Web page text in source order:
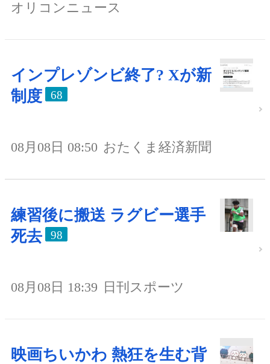
オリコンニュース
インプレゾンビ終了? Xが新
制度
68
08月08日 08:50 おたくま経済新聞
練習後に搬送 ラグビー選手
死去
98
08月08日 18:39 日刊スポーツ
映画ちいかわ 熱狂を生む背